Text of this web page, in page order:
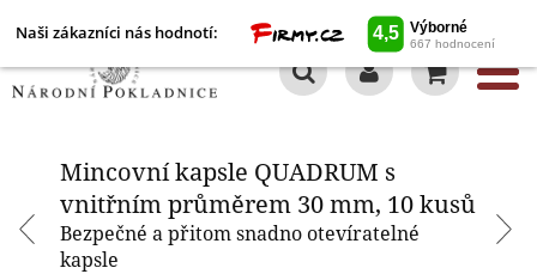
Naši zákazníci nás hodnotí:
Mincovní kapsle QUADRUM s
vnitřním průměrem 30 mm, 10 kusů
Bezpečné a přitom snadno otevíratelné
kapsle
Mincovní kapsle QUADRUM s
kusů